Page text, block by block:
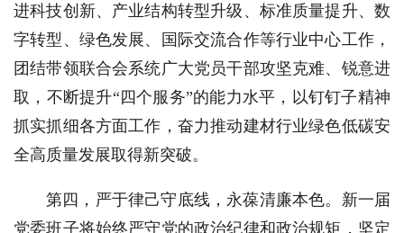
进科技创新、产业结构转型升级、标准质量提升、数
字转型、绿色发展、国际交流合作等行业中心工作，
团结带领联合会系统广大党员干部攻坚克难、锐意进
取，不断提升“四个服务”的能力水平，以钉钉子精神
抓实抓细各方面工作，奋力推动建材行业绿色低碳安
全高质量发展取得新突破。
第四，严于律己守底线，永葆清廉本色。新一届
党委班子将始终严守党的政治纪律和政治规矩，坚定